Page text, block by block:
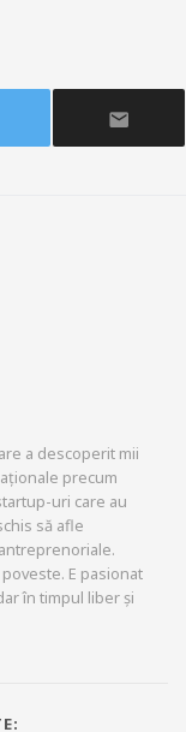
a descoperit mii
precum
uri care au
să afle
E pasionat
în timpul liber și